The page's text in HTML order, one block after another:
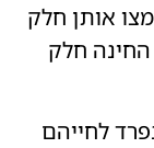
אותן חלק
החינה חלק
לחייהם